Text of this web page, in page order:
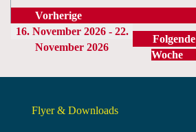
Vorherige
Woche
16. November 2026 - 22.
November 2026
Folgende
Woche
Flyer & Downloads